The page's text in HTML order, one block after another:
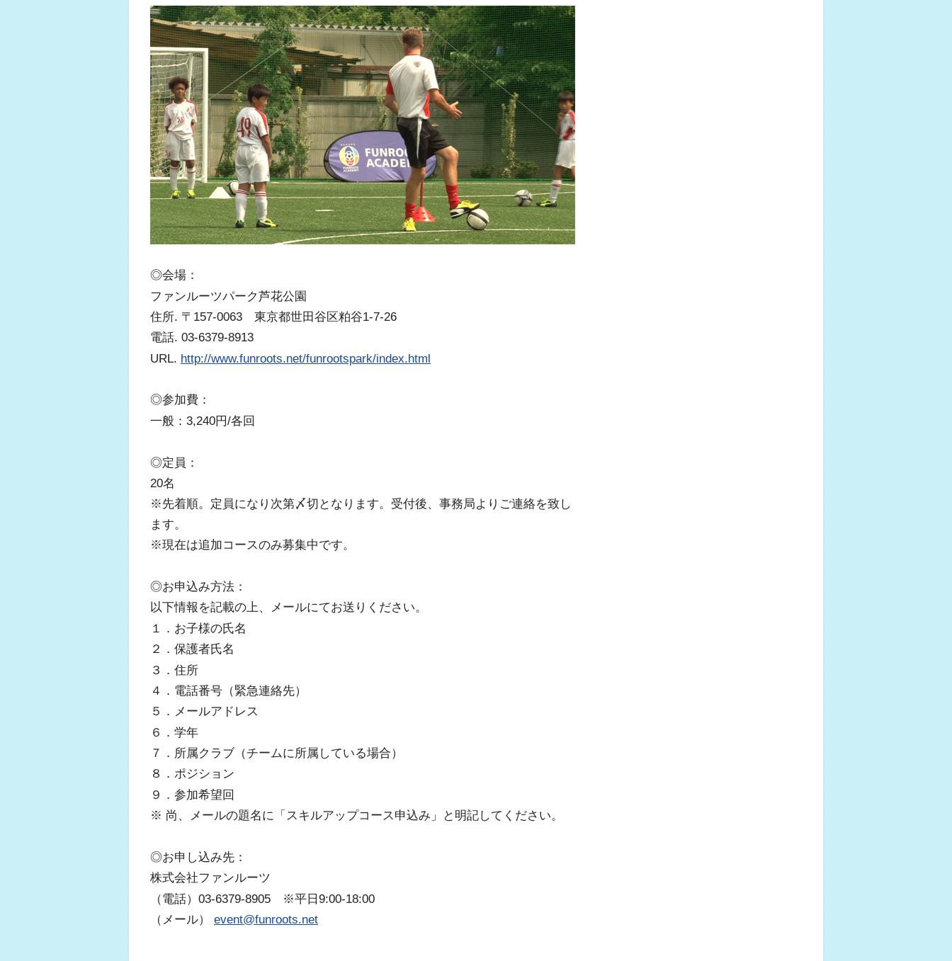
◎会場：
ファンルーツパーク芦花公園
住所. 〒157-0063 東京都世田谷区粕谷1-7-26
電話. 03-6379-8913
URL. http://www.funroots.net/funrootspark/index.html
◎参加費：
一般：3,240円/各回
◎定員：
20名
※先着順。定員になり次第〆切となります。受付後、事務局よりご連絡を致し
ます。
※現在は追加コースのみ募集中です。
◎お申込み方法：
以下情報を記載の上、メールにてお送りください。
１．お子様の氏名
２．保護者氏名
３．住所
４．電話番号（緊急連絡先）
５．メールアドレス
６．学年
７．所属クラブ（チームに所属している場合）
８．ポジション
９．参加希望回
※ 尚、メールの題名に「スキルアップコース申込み」と明記してください。
◎お申し込み先：
株式会社ファンルーツ
（電話）03-6379-8905 ※平日9:00-18:00
（メール） event@funroots.net